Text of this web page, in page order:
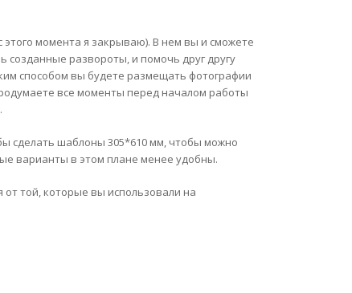
момента я закрываю). В нем вы и сможете
созданные развороты, и помочь друг другу
способом вы будете размещать фотографии
все моменты перед началом работы
сделать шаблоны 305*610 мм, чтобы можно
варианты в этом плане менее удобны.
той, которые вы использовали на